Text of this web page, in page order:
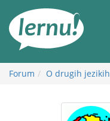
vsebini
Forum O drugih jezikih